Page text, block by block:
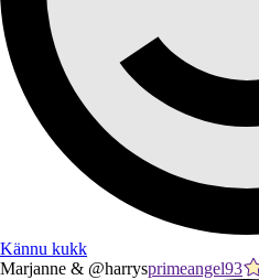
Kännu kukk
Marjanne & @harrysprimeangel93